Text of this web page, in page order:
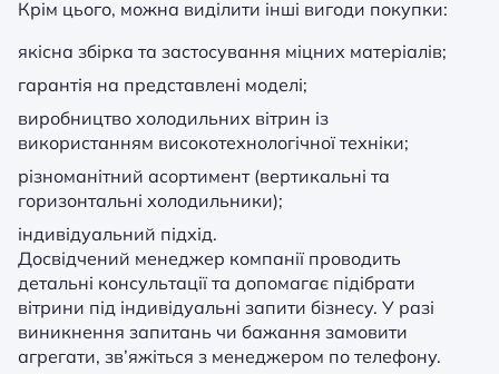
Крім цього, можна виділити інші вигоди покупки:
якісна збірка та застосування міцних матеріалів;
гарантія на представлені моделі;
виробництво холодильних вітрин із
використанням високотехнологічної техніки;
різноманітний асортимент (вертикальні та
горизонтальні холодильники);
індивідуальний підхід.
Досвідчений менеджер компанії проводить
детальні консультації та допомагає підібрати
вітрини під індивідуальні запити бізнесу. У разі
виникнення запитань чи бажання замовити
агрегати, зв’яжіться з менеджером по телефону.